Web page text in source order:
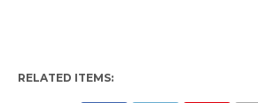
RELATED ITEMS: